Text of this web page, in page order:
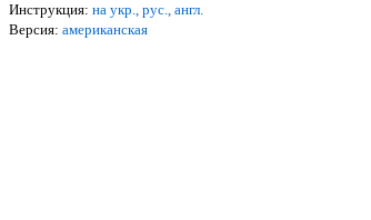
Инструкция: на укр., рус., англ.
Версия: американская